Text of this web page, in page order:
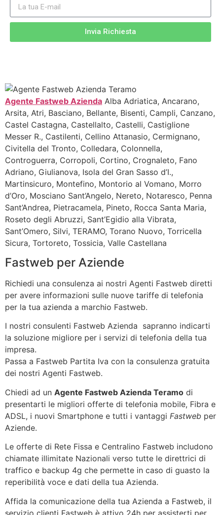
Invia Richiesta
Agente Fastweb Azienda Alba Adriatica, Ancarano,
Arsita, Atri, Basciano, Bellante, Bisenti, Campli, Canzano,
Castel Castagna, Castellalto, Castelli, Castiglione
Messer R., Castilenti, Cellino Attanasio, Cermignano,
Civitella del Tronto, Colledara, Colonnella,
Controguerra, Corropoli, Cortino, Crognaleto, Fano
Adriano, Giulianova, Isola del Gran Sasso d’I.,
Martinsicuro, Montefino, Montorio al Vomano, Morro
d’Oro, Mosciano Sant’Angelo, Nereto, Notaresco, Penna
Sant’Andrea, Pietracamela, Pineto, Rocca Santa Maria,
Roseto degli Abruzzi, Sant’Egidio alla Vibrata,
Sant’Omero, Silvi, TERAMO, Torano Nuovo, Torricella
Sicura, Tortoreto, Tossicia, Valle Castellana
Fastweb per Aziende
Richiedi una consulenza ai nostri Agenti Fastweb diretti
per avere informazioni sulle nuove tariffe di telefonia
per la tua azienda a marchio Fastweb.
I nostri consulenti Fastweb Azienda sapranno indicarti
la soluzione migliore per i servizi di telefonia della tua
impresa.
Passa a Fastweb Partita Iva con la consulenza gratuita
dei nostri Agenti Fastweb.
Chiedi ad un Agente Fastweb Azienda Teramo di
presentarti le migliori offerte di telefonia mobile, Fibra e
ADSL, i nuovi Smartphone e tutti i vantaggi Fastweb per
Aziende.
Le offerte di Rete Fissa e Centralino Fastweb includono
chiamate illimitate Nazionali verso tutte le direttrici di
traffico e backup 4g che permette in caso di guasto la
reperibilità voce e dati della tua Azienda.
Affida la comunicazione della tua Azienda a Fastweb, il
servizio clienti Fastweb è attivo 24h per assisterti per